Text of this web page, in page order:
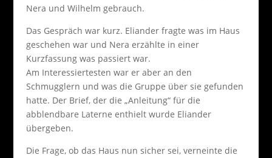
Nera und Wilhelm gebrauch.
Das Gespräch war kurz. Eliander fragte was im Haus
geschehen war und Nera erzählte in einer
Kurzfassung was passiert war.
Am Interessiertesten war er aber an den
Schmugglern und was die Gruppe über sie gefunden
hatte. Der Brief, der die „Anleitung“ für die
abblendbare Laterne enthielt wurde Eliander
übergeben.
Die Frage, ob das Haus nun sicher sei, verneinte die